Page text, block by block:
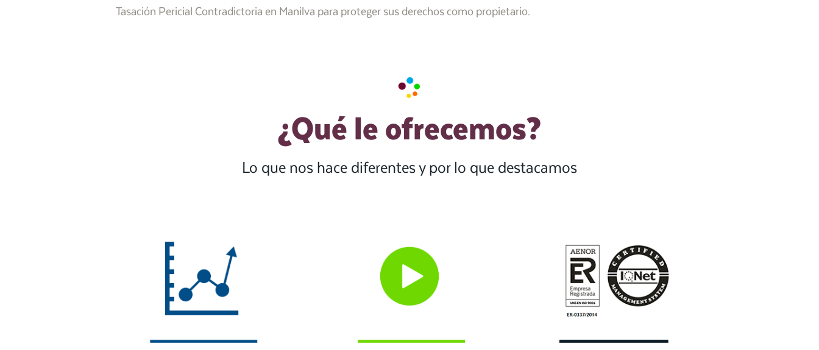
Tasación Pericial Contradictoria en Manilva para proteger sus derechos como propietario.
¿Qué le ofrecemos?
Lo que nos hace diferentes y por lo que destacamos